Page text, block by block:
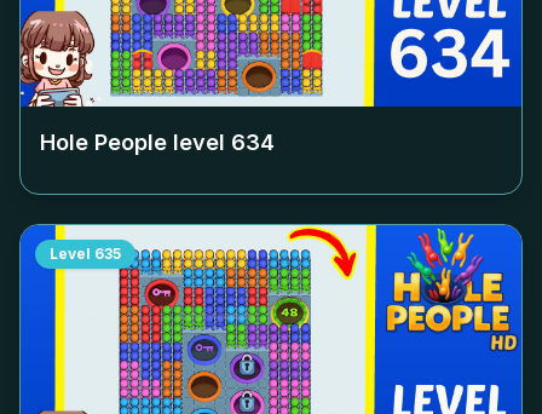
Hole People level 634
Level 635